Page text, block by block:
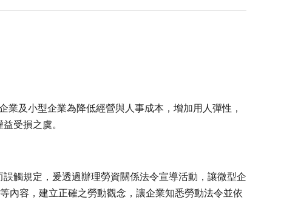
及小型企業為降低經營與人事成本，增加用人彈性，
受損之虞。
觸規定，爰透過辦理勞資關係法令宣導活動，讓微型企
內容，建立正確之勞動觀念，讓企業知悉勞動法令並依